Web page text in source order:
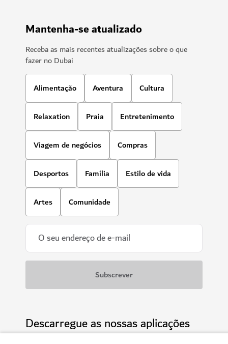
Mantenha-se atualizado
Receba as mais recentes atualizações sobre o que
fazer no Dubai
Alimentação Aventura Cultura
Relaxation Praia Entretenimento
Viagem de negócios Compras
Desportos Família Estilo de vida
Artes Comunidade
Descarregue as nossas aplicações